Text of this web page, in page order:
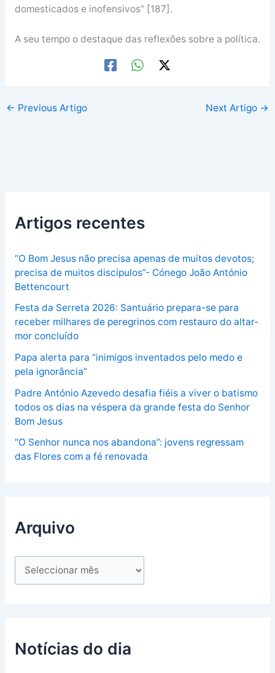
domesticados e inofensivos” [187].
A seu tempo o destaque das reflexões sobre a política.
← Previous Artigo Next Artigo →
Artigos recentes
“O Bom Jesus não precisa apenas de muitos devotos;
precisa de muitos discípulos”- Cónego João António
Bettencourt
Festa da Serreta 2026: Santuário prepara-se para
receber milhares de peregrinos com restauro do altar-
mor concluído
Papa alerta para “inimigos inventados pelo medo e
pela ignorância”
Padre António Azevedo desafia fiéis a viver o batismo
todos os dias na véspera da grande festa do Senhor
Bom Jesus
“O Senhor nunca nos abandona”: jovens regressam
das Flores com a fé renovada
Arquivo
Notícias do dia